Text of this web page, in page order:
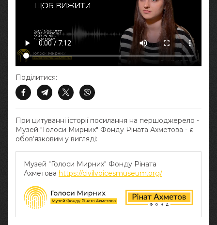
При цитуванні історії посилання на першоджерело -
Музей "Голоси Мирних" Фонду Ріната Ахметова - є
обов‘язковим у вигляді:
Музей "Голоси Мирних" Фонду Ріната
Ахметова https://civilvoicesmuseum.org/
Поділитися: